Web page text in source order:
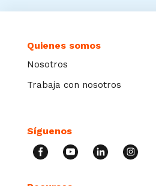
Quienes somos
Nosotros
Trabaja con nosotros
Síguenos